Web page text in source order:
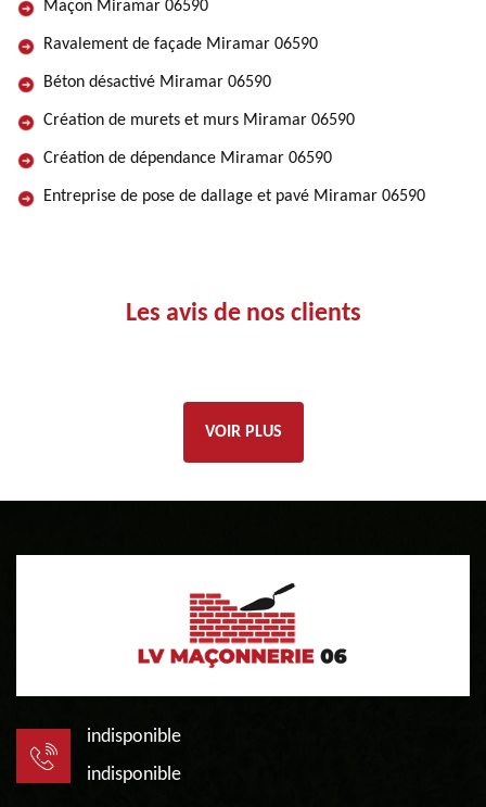
Maçon Miramar 06590
Ravalement de façade Miramar 06590
Béton désactivé Miramar 06590
Création de murets et murs Miramar 06590
Création de dépendance Miramar 06590
Entreprise de pose de dallage et pavé Miramar 06590
Les avis de nos clients
VOIR PLUS
indisponible
indisponible